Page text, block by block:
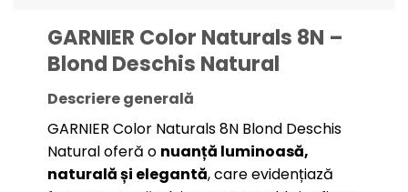
GARNIER Color Naturals 8N –
Blond Deschis Natural
Descriere generală
GARNIER Color Naturals 8N Blond Deschis
Natural oferă o nuanță luminoasă,
naturală și elegantă, care evidențiază